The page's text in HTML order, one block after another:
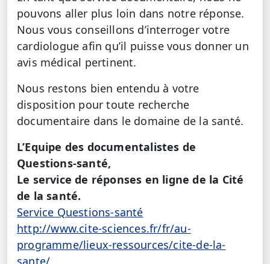
pouvons aller plus loin dans notre réponse.
Nous vous conseillons d’interroger votre
cardiologue afin qu’il puisse vous donner un
avis médical pertinent.
Nous restons bien entendu à votre
disposition pour toute recherche
documentaire dans le domaine de la santé.
L’Equipe des documentalistes de
Questions-santé,
Le service de réponses en ligne de la Cité
de la santé.
Service Questions-santé
http://www.cite-sciences.fr/fr/au-
programme/lieux-ressources/cite-de-la-
sante/